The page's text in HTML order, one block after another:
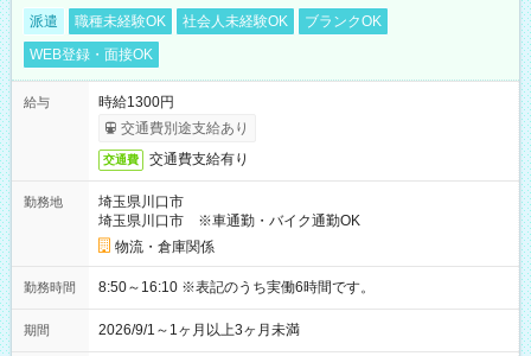
派遣 職種未経験OK 社会人未経験OK
ブランクOK
WEB登録・面接OK
給与
時給1300円
交通費別途支給あり
交通費 交通費支給有り
勤務地
埼玉県川口市
埼玉県川口市 ※車通勤・バイク通勤OK
物流・倉庫関係
勤務時間 8:50～16:10 ※表記のうち実働6時間です。
期間 2026/9/1～1ヶ月以上3ヶ月未満